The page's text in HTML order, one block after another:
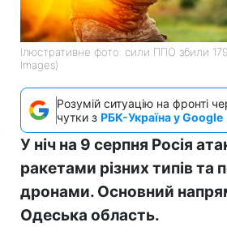
Ілюстративне фото: сили ППО збили
Images)
Розумій ситуацію на фронті
чутки з РБК-Україна у Google
У ніч на 9 серпня Росія
ракетами різних типів та
дронами. Основний
Одеська область.